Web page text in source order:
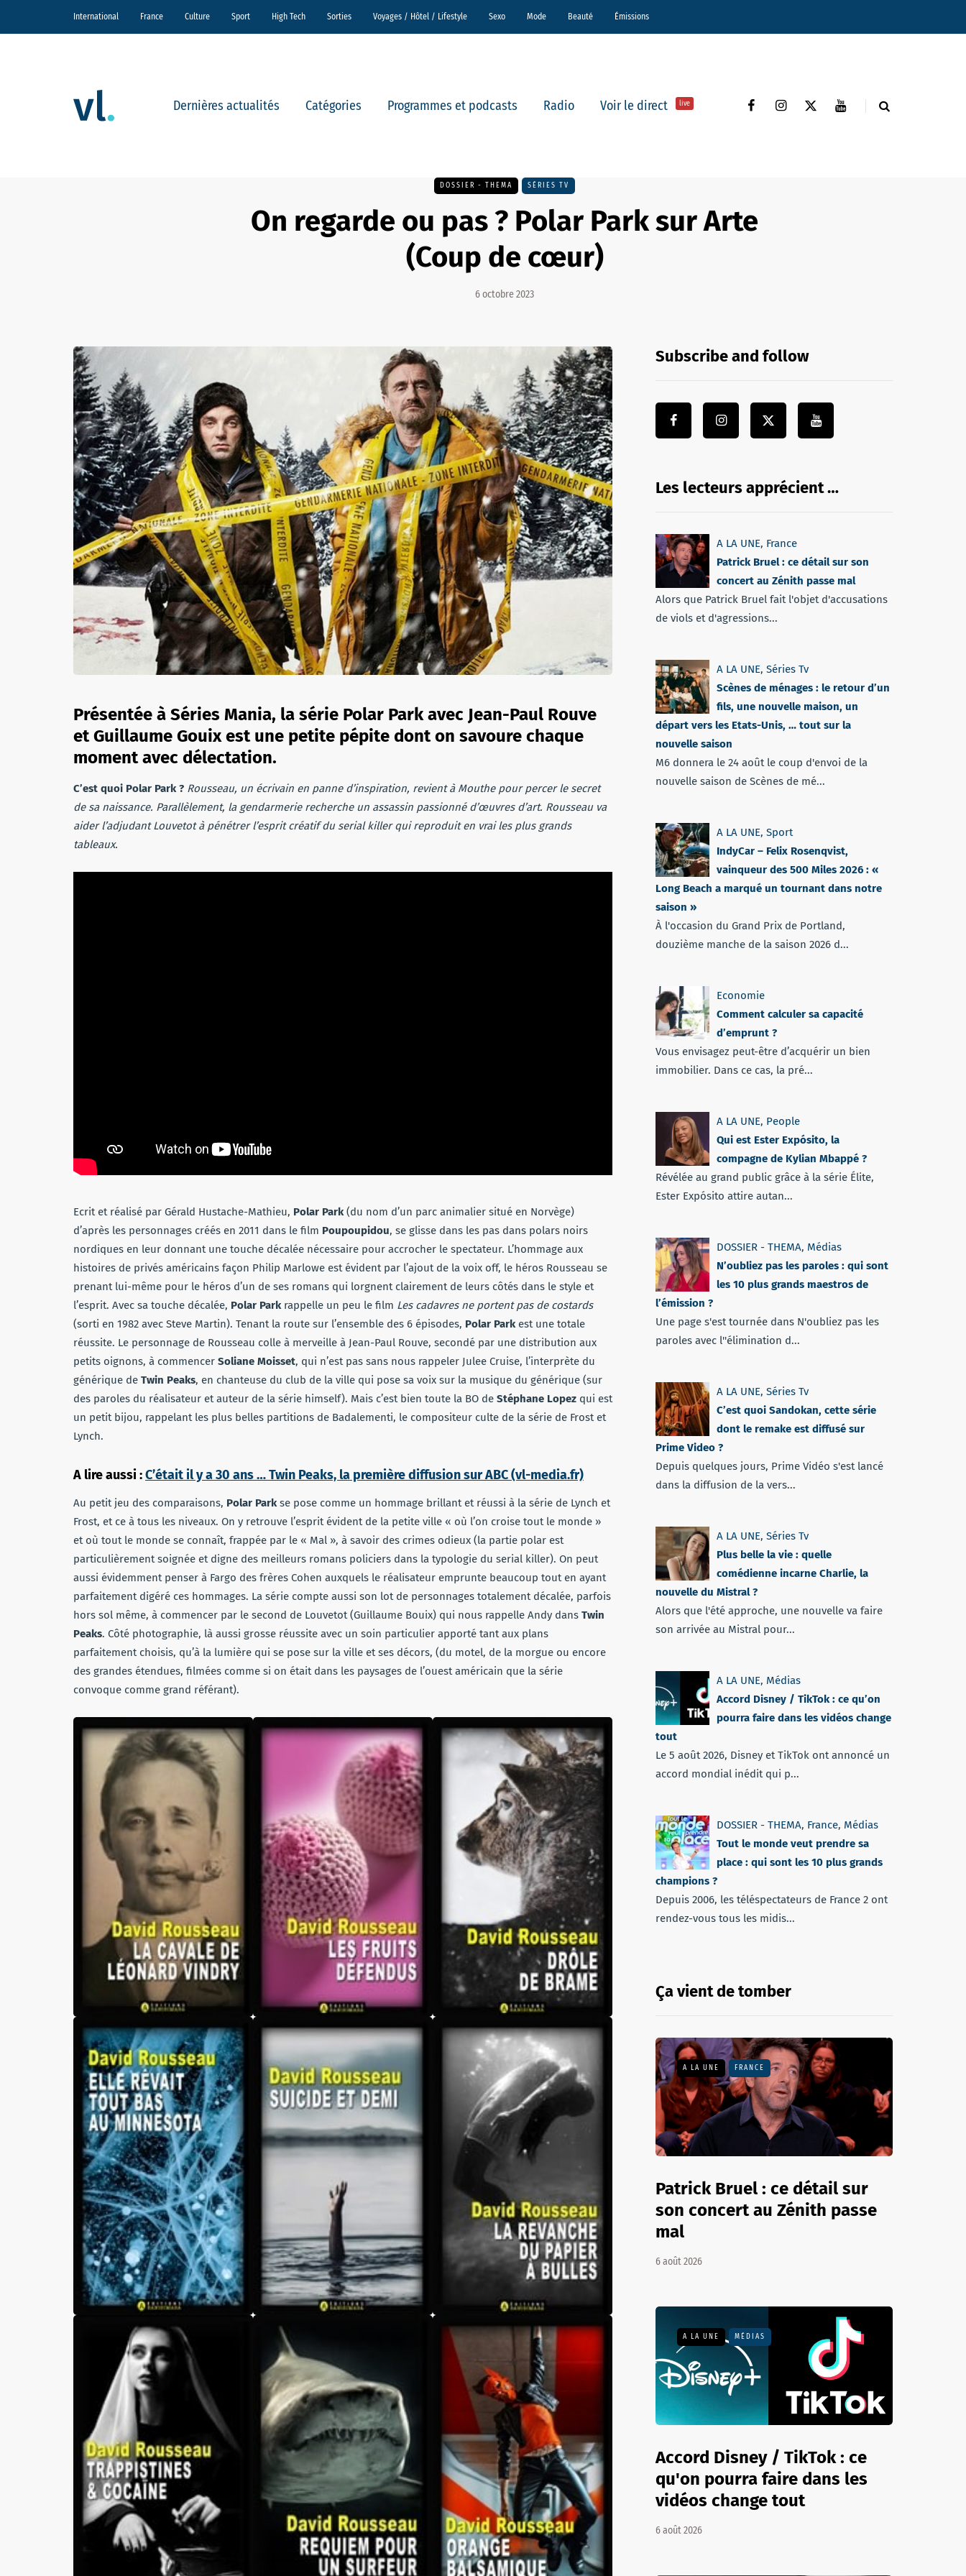
International France Culture Sport High Tech Sorties Voyages / Hôtel / Lifestyle Sexo Mode Beauté Émissions
Dernières actualités Catégories Programmes et podcasts Radio Voir le direct live
DOSSIER - THEMA SÉRIES TV
On regarde ou pas ? Polar Park sur Arte
(Coup de cœur)
6 octobre 2023
Présentée à Séries Mania, la série Polar Park avec Jean-Paul Rouve
et Guillaume Gouix est une petite pépite dont on savoure chaque
moment avec délectation.
C’est quoi Polar Park ? Rousseau, un écrivain en panne d’inspiration, revient à Mouthe pour percer le secret
de sa naissance. Parallèlement, la gendarmerie recherche un assassin passionné d’œuvres d’art. Rousseau va
aider l’adjudant Louvetot à pénétrer l’esprit créatif du serial killer qui reproduit en vrai les plus grands
tableaux.
Ecrit et réalisé par Gérald Hustache-Mathieu, Polar Park (du nom d’un parc animalier situé en Norvège)
d’après les personnages créés en 2011 dans le film Poupoupidou, se glisse dans les pas dans polars noirs
nordiques en leur donnant une touche décalée nécessaire pour accrocher le spectateur. L’hommage aux
histoires de privés américains façon Philip Marlowe est évident par l’ajout de la voix off, le héros Rousseau se
prenant lui-même pour le héros d’un de ses romans qui lorgnent clairement de leurs côtés dans le style et
l’esprit. Avec sa touche décalée, Polar Park rappelle un peu le film Les cadavres ne portent pas de costards
(sorti en 1982 avec Steve Martin). Tenant la route sur l’ensemble des 6 épisodes, Polar Park est une totale
réussite. Le personnage de Rousseau colle à merveille à Jean-Paul Rouve, secondé par une distribution aux
petits oignons, à commencer Soliane Moisset, qui n’est pas sans nous rappeler Julee Cruise, l’interprète du
générique de Twin Peaks, en chanteuse du club de la ville qui pose sa voix sur la musique du générique (sur
des paroles du réalisateur et auteur de la série himself). Mais c’est bien toute la BO de Stéphane Lopez qui est
un petit bijou, rappelant les plus belles partitions de Badalementi, le compositeur culte de la série de Frost et
Lynch.
A lire aussi :C’était il y a 30 ans … Twin Peaks, la première diffusion sur ABC (vl-media.fr)
Au petit jeu des comparaisons, Polar Park se pose comme un hommage brillant et réussi à la série de Lynch et
Frost, et ce à tous les niveaux. On y retrouve l’esprit évident de la petite ville « où l’on croise tout le monde »
et où tout le monde se connaît, frappée par le « Mal », à savoir des crimes odieux (la partie polar est
particulièrement soignée et digne des meilleurs romans policiers dans la typologie du serial killer). On peut
aussi évidemment penser à Fargo des frères Cohen auxquels le réalisateur emprunte beaucoup tout en ayant
parfaitement digéré ces hommages. La série compte aussi son lot de personnages totalement décalée, parfois
hors sol même, à commencer par le second de Louvetot (Guillaume Bouix) qui nous rappelle Andy dans Twin
Peaks. Côté photographie, là aussi grosse réussite avec un soin particulier apporté tant aux plans
parfaitement choisis, qu’à la lumière qui se pose sur la ville et ses décors, (du motel, de la morgue ou encore
des grandes étendues, filmées comme si on était dans les paysages de l’ouest américain que la série
convoque comme grand référant).
Subscribe and follow
Les lecteurs apprécient …
A LA UNE, France
Patrick Bruel : ce détail sur son
concert au Zénith passe mal
Alors que Patrick Bruel fait l'objet d'accusations
de viols et d'agressions...
A LA UNE, Séries Tv
Scènes de ménages : le retour d’un
fils, une nouvelle maison, un
départ vers les Etats-Unis, … tout sur la
nouvelle saison
M6 donnera le 24 août le coup d'envoi de la
nouvelle saison de Scènes de mé...
A LA UNE, Sport
IndyCar – Felix Rosenqvist,
vainqueur des 500 Miles 2026 : «
Long Beach a marqué un tournant dans notre
saison »
À l'occasion du Grand Prix de Portland,
douzième manche de la saison 2026 d...
Economie
Comment calculer sa capacité
d’emprunt ?
Vous envisagez peut-être d’acquérir un bien
immobilier. Dans ce cas, la pré...
A LA UNE, People
Qui est Ester Expósito, la
compagne de Kylian Mbappé ?
Révélée au grand public grâce à la série Élite,
Ester Expósito attire autan...
DOSSIER - THEMA, Médias
N’oubliez pas les paroles : qui sont
les 10 plus grands maestros de
l’émission ?
Une page s'est tournée dans N'oubliez pas les
paroles avec l''élimination d...
A LA UNE, Séries Tv
C’est quoi Sandokan, cette série
dont le remake est diffusé sur
Prime Video ?
Depuis quelques jours, Prime Vidéo s'est lancé
dans la diffusion de la vers...
A LA UNE, Séries Tv
Plus belle la vie : quelle
comédienne incarne Charlie, la
nouvelle du Mistral ?
Alors que l'été approche, une nouvelle va faire
son arrivée au Mistral pour...
A LA UNE, Médias
Accord Disney / TikTok : ce qu’on
pourra faire dans les vidéos change
tout
Le 5 août 2026, Disney et TikTok ont annoncé un
accord mondial inédit qui p...
DOSSIER - THEMA, France, Médias
Tout le monde veut prendre sa
place : qui sont les 10 plus grands
champions ?
Depuis 2006, les téléspectateurs de France 2 ont
rendez-vous tous les midis...
Ça vient de tomber
A LA UNE FRANCE
Patrick Bruel : ce détail sur
son concert au Zénith passe
mal
6 août 2026
A LA UNE MÉDIAS
Accord Disney / TikTok : ce
qu'on pourra faire dans les
vidéos change tout
6 août 2026